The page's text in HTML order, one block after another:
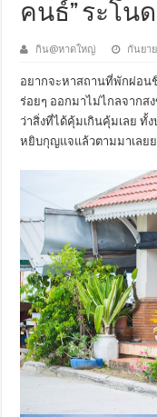
คนธ์” ระโนด
กิน@หาดใหญ่ กันยา
อยากจะหาสถานที่พักผ่อน
ร่อยๆ ออกมาไม่ไกลจากส
ว่าสิ่งที่ได้คุ้มเกินคุ้มเลย ทั้
หยิบกุญแจแล้วตามมาเลย